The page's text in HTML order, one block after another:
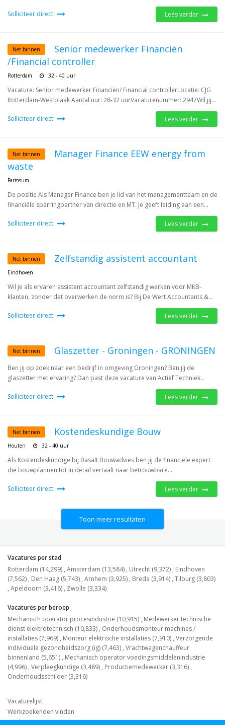
Solliciteer direct Lees verder
Net binnen
Senior medewerker Financiën
/Financial controller
Rotterdam 32 - 40 uur
Vacature: Senior medewerker Financiën/ Financial controllerLocatie: CJG
Rotterdam-Westblaak Aantal uur: 28-32 uurVacaturenummer: 2947Wil jij...
Solliciteer direct Lees verder
Net binnen
Manager Finance EEW energy from
waste
Farmsum
De positie Als Manager Finance ben je lid van het managementteam en de
financiële sparringpartner van directie en MT. Je geeft leiding aan een...
Solliciteer direct Lees verder
Net binnen Zelfstandig assistent accountant
Eindhoven
Wil je als ervaren assistent accountant zelfstandig werken voor MKB-
klanten, zonder dat overwerken de norm is? Bij De Wert Accountants &...
Solliciteer direct Lees verder
Net binnen Glaszetter - Groningen - GRONINGEN
Ben jij op zoek naar een bedrijf in omgeving Groningen? Ben jij de
glaszetter met ervaring? Dan past deze vacature van Actief Techniek...
Solliciteer direct Lees verder
Net binnen Kostendeskundige Bouw
Houten 32 - 40 uur
Als Kostendeskundige bij Basalt Bouwadvies ben jij de financiële expert
die bouwplannen tot in detail vertaalt naar betrouwbare...
Solliciteer direct Lees verder
Toon meer resultaten
Vacatures per stad
Rotterdam (14,299) , Amsterdam (13,584) , Utrecht (9,372) , Eindhoven
(7,562) , Den Haag (5,743) , Arnhem (3,925) , Breda (3,914) , Tilburg (3,803)
, Apeldoorn (3,416) , Zwolle (3,334)
Vacatures per beroep
Mechanisch operator procesindustrie (10,915) , Medewerker technische
dienst elektrotechnisch (10,833) , Onderhoudsmonteur machines /
installaties (7,969) , Monteur elektrische installaties (7,910) , Verzorgende
individuele gezondheidszorg (ig) (7,463) , Vrachtwagenchauffeur
binnenland (5,651) , Mechanisch operator voedingsmiddelenindustrie
(4,996) , Verpleegkundige (3,489) , Productiemedewerker (3,316) ,
Onderhoudsschilder (3,316)
Vacaturelijst
Werkzoekenden vinden
Werkgevers